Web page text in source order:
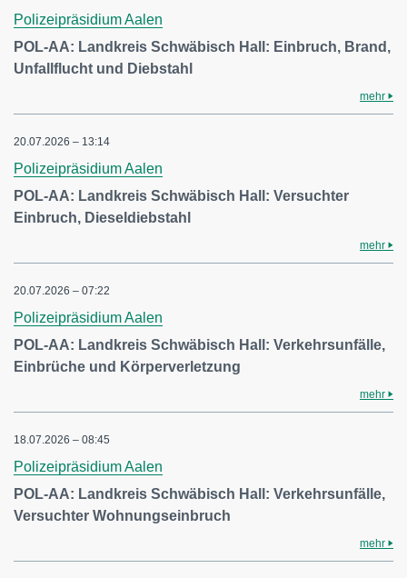
Polizeipräsidium Aalen
POL-AA: Landkreis Schwäbisch Hall: Einbruch, Brand,
Unfallflucht und Diebstahl
mehr
20.07.2026 – 13:14
Polizeipräsidium Aalen
POL-AA: Landkreis Schwäbisch Hall: Versuchter
Einbruch, Dieseldiebstahl
mehr
20.07.2026 – 07:22
Polizeipräsidium Aalen
POL-AA: Landkreis Schwäbisch Hall: Verkehrsunfälle,
Einbrüche und Körperverletzung
mehr
18.07.2026 – 08:45
Polizeipräsidium Aalen
POL-AA: Landkreis Schwäbisch Hall: Verkehrsunfälle,
Versuchter Wohnungseinbruch
mehr